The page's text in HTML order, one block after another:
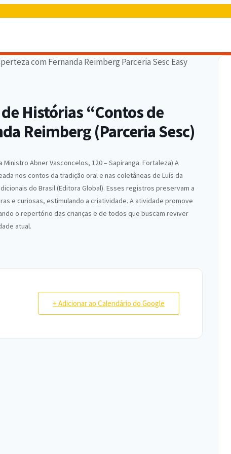
Histórias “Contos de
Reimberg (Parceria Sesc)
Abner Vasconcelos, 120 – Sapiranga. Fortaleza) A
nos contos da tradição oral e nas coletâneas de Luís da
do Brasil (Editora Global). Esses registros preservam a
e curiosas, estimulando a criatividade. A atividade promove
o repertório das crianças e de todos que buscam reviver
atual.
+ Adicionar ao Calendário do Google